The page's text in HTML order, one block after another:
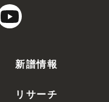
新譜情報
リサーチ